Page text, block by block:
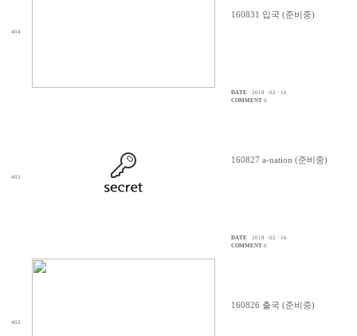
404
160831 입국 (준비중)
DATE
2018 · 02 · 16
COMMENT 0
403
160827 a-nation (준비중)
DATE
2018 · 02 · 16
COMMENT 0
402
160826 출국 (준비중)